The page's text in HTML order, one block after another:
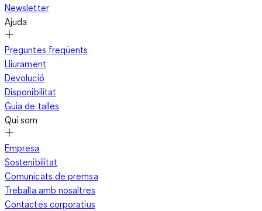
Newsletter
Ajuda
Preguntes freqüents
Lliurament
Devolució
Disponibilitat
Guia de talles
Qui som
Empresa
Sostenibilitat
Comunicats de premsa
Treballa amb nosaltres
Contactes corporatius